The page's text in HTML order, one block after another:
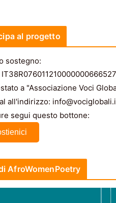
al progetto
sostegno:
a "Associazione Voci
all'indirizzo:
segui questo bottone:
AfroWomenPoetry